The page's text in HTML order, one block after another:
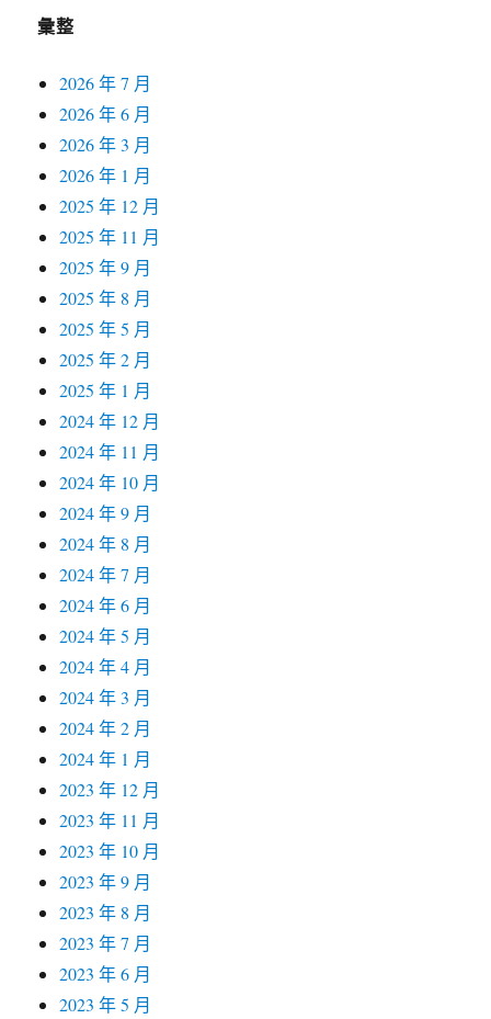
彙整
2026 年 7 月
2026 年 6 月
2026 年 3 月
2026 年 1 月
2025 年 12 月
2025 年 11 月
2025 年 9 月
2025 年 8 月
2025 年 5 月
2025 年 2 月
2025 年 1 月
2024 年 12 月
2024 年 11 月
2024 年 10 月
2024 年 9 月
2024 年 8 月
2024 年 7 月
2024 年 6 月
2024 年 5 月
2024 年 4 月
2024 年 3 月
2024 年 2 月
2024 年 1 月
2023 年 12 月
2023 年 11 月
2023 年 10 月
2023 年 9 月
2023 年 8 月
2023 年 7 月
2023 年 6 月
2023 年 5 月